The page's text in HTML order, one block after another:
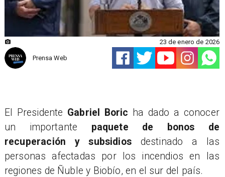
Prensa Web
23 de enero de 2026
El Presidente Gabriel Boric ha dado a conocer
un importante paquete de bonos de
recuperación y subsidios destinado a las
personas afectadas por los incendios en las
regiones de Ñuble y Biobío, en el sur del país.